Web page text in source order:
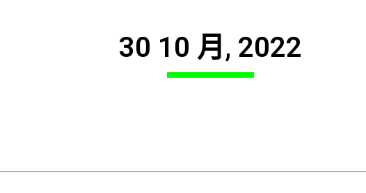
30 10 月, 2022